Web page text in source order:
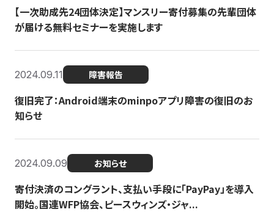
【一次助成先24団体決定】マンスリー寄付募集の先輩団体
が届ける無料セミナーを実施します
2024.09.11 障害報告
復旧完了：Android端末のminpoアプリ障害の復旧のお
知らせ
2024.09.09 お知らせ
寄付決済のコングラント、支払い手段に「PayPay」を導入
開始。国連WFP協会、ピースウィンズ・ジャ...